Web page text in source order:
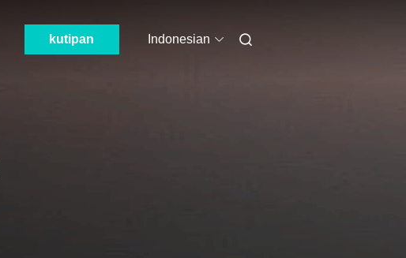
kutipan Indonesian